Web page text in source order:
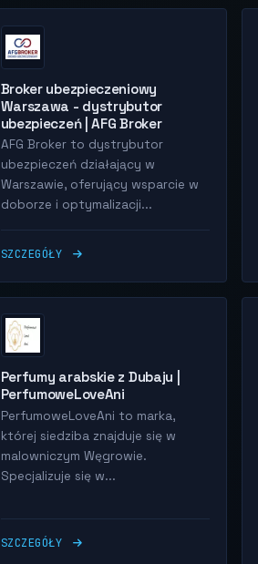
Broker ubezpieczeniowy
Warszawa - dystrybutor
ubezpieczeń | AFG Broker
AFG Broker to dystrybutor
ubezpieczeń działający w
Warszawie, oferujący wsparcie w
doborze i optymalizacji...
SZCZEGÓŁY
Perfumy arabskie z Dubaju |
PerfumoweLoveAni
PerfumoweLoveAni to marka,
której siedziba znajduje się w
malowniczym Węgrowie.
Specjalizuje się w...
SZCZEGÓŁY